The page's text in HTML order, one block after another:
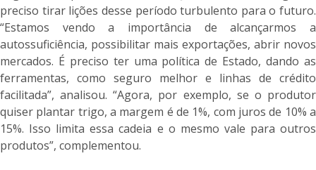
preciso tirar lições desse período turbulento para o futuro.
“Estamos vendo a importância de alcançarmos a
autossuficiência, possibilitar mais exportações, abrir novos
mercados. É preciso ter uma política de Estado, dando as
ferramentas, como seguro melhor e linhas de crédito
facilitada”, analisou. “Agora, por exemplo, se o produtor
quiser plantar trigo, a margem é de 1%, com juros de 10% a
15%. Isso limita essa cadeia e o mesmo vale para outros
produtos”, complementou.